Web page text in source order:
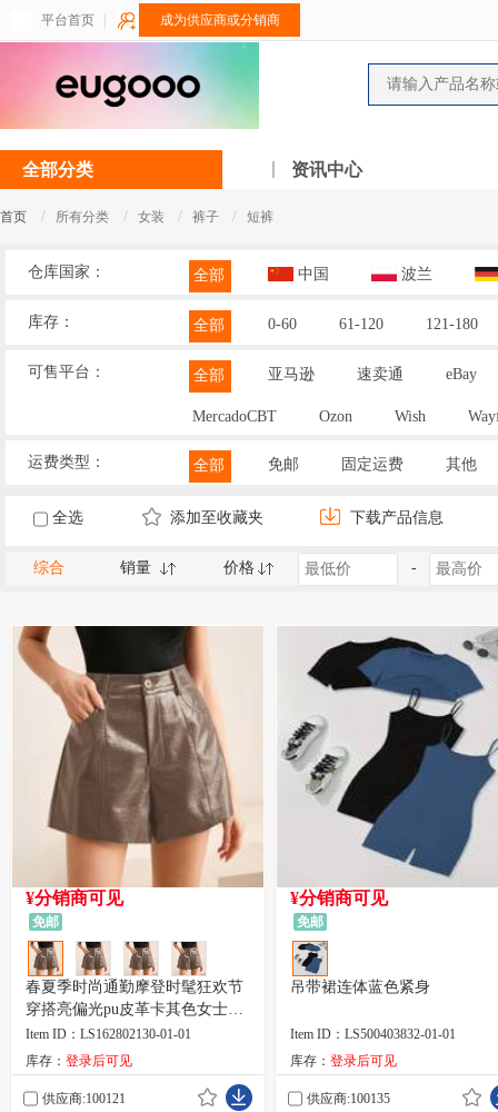
平台首页 成为供应商或分销商
全部分类 资讯中心
首页 / 所有分类 / 女装 / 裤子 / 短裤
仓库国家： 全部 中国 波兰
库存： 全部 0-60 61-120 121-180
可售平台： 全部 亚马逊 速卖通 eBay
MercadoCBT Ozon Wish
运费类型： 全部 免邮 固定运费 其他
全选 添加至收藏夹 下载产品信息
综合 销量 价格 -
¥分销商可见
免邮
春夏季时尚通勤摩登时髦狂欢节
穿搭亮偏光pu皮革卡其色女士短
裤
Item ID：LS162802130-01-01
库存： 登录后可见
供应商:100121
¥分销商可见
免邮
吊带裙连体蓝色紧身
Item ID：LS500403832-01-01
库存： 登录后可见
供应商:100135